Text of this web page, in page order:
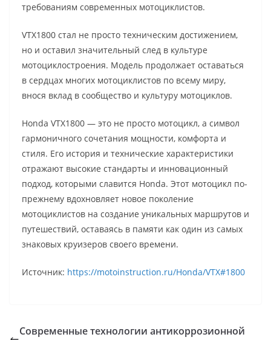
требованиям современных мотоциклистов.
VTX1800 стал не просто техническим достижением,
но и оставил значительный след в культуре
мотоциклостроения. Модель продолжает оставаться
в сердцах многих мотоциклистов по всему миру,
внося вклад в сообщество и культуру мотоциклов.
Honda VTX1800 — это не просто мотоцикл, а символ
гармоничного сочетания мощности, комфорта и
стиля. Его история и технические характеристики
отражают высокие стандарты и инновационный
подход, которыми славится Honda. Этот мотоцикл по-
прежнему вдохновляет новое поколение
мотоциклистов на создание уникальных маршрутов и
путешествий, оставаясь в памяти как один из самых
знаковых круизеров своего времени.
Источник: https://motoinstruction.ru/Honda/VTX#1800
Современные технологии антикоррозионной